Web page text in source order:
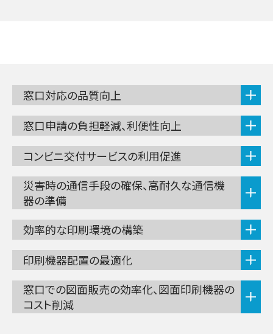
窓口対応の品質向上
窓口申請の負担軽減、利便性向上
コンビニ交付サービスの利用促進
災害時の通信手段の確保、高耐久な通信機
器の準備
効率的な印刷環境の構築
印刷機器配置の最適化
窓口での図面販売の効率化、図面印刷機器の
コスト削減